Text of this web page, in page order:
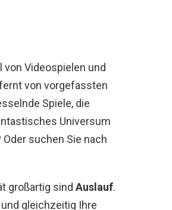
Videospielen und
von vorgefassten
Spiele, die
Universum
suchen Sie nach
großartig sind Auslauf.
gleichzeitig Ihre